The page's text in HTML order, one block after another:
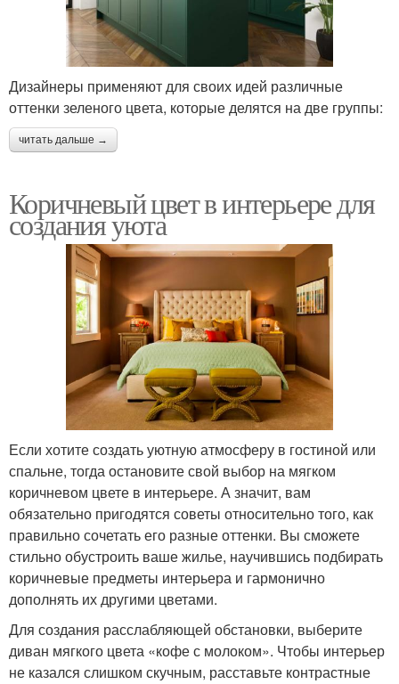
Дизайнеры применяют для своих идей различные
оттенки зеленого цвета, которые делятся на две группы:
читать дальше →
Коричневый цвет в интерьере для
создания уюта
Если хотите создать уютную атмосферу в гостиной или
спальне, тогда остановите свой выбор на мягком
коричневом цвете в интерьере. А значит, вам
обязательно пригодятся советы относительно того, как
правильно сочетать его разные оттенки. Вы сможете
стильно обустроить ваше жилье, научившись подбирать
коричневые предметы интерьера и гармонично
дополнять их другими цветами.
Для создания расслабляющей обстановки, выберите
диван мягкого цвета «кофе с молоком». Чтобы интерьер
не казался слишком скучным, расставьте контрастные